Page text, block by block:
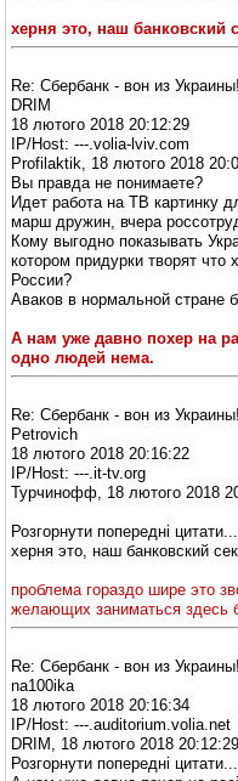
херня это, наш банковский
Re: Сбербанк - вон из
DRIM
18 лютого 2018 20:12:29
IP/Host: ---.volia-lviv.com
Profilaktik, 18 лютого 2018
Вы правда не понимаете?
Идет работа на ТВ картинку
марш дружин, вчера
Кому выгодно показывать
котором придурки творят что
России?
Аваков в нормальной стране
А нам уже давно похер на
одно людей нема.
Re: Сбербанк - вон из
Petrovich
18 лютого 2018 20:16:22
IP/Host: ---.it-tv.org
Турчинофф, 18 лютого 2018
Розгорнути попередні цитати...
херня это, наш банковский
проблема гораздо шире это
желающих заниматься здесь
Re: Сбербанк - вон из
na100ika
18 лютого 2018 20:16:34
IP/Host: ---.auditorium.volia.net
DRIM, 18 лютого 2018 20:12:29
Розгорнути попередні цитати...